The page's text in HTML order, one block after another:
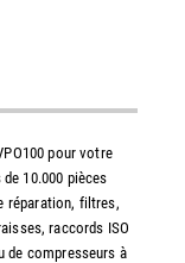
pour votre
10.000 pièces
réparation, filtres,
raccords ISO
de compresseurs à